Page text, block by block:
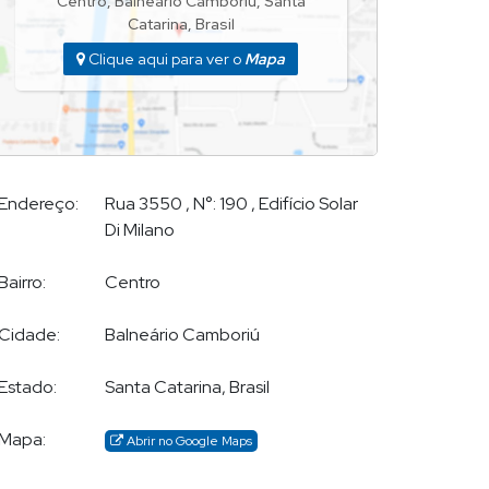
Catarina, Brasil
Clique aqui para ver o Mapa
Rua 3550 ,N°:190 ,Edifício Solar
Di Milano
Centro
Balneário Camboriú
Santa Catarina, Brasil
Abrir no Google Maps